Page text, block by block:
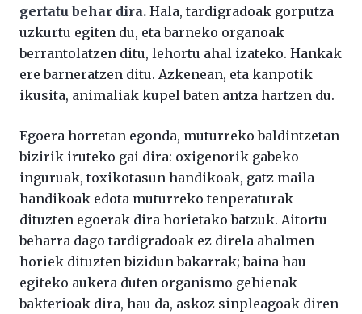
gertatu behar dira. Hala, tardigradoak gorputza
uzkurtu egiten du, eta barneko organoak
berrantolatzen ditu, lehortu ahal izateko. Hankak
ere barneratzen ditu. Azkenean, eta kanpotik
ikusita, animaliak kupel baten antza hartzen du.
Egoera horretan egonda, muturreko baldintzetan
bizirik iruteko gai dira: oxigenorik gabeko
inguruak, toxikotasun handikoak, gatz maila
handikoak edota muturreko tenperaturak
dituzten egoerak dira horietako batzuk. Aitortu
beharra dago tardigradoak ez direla ahalmen
horiek dituzten bizidun bakarrak; baina hau
egiteko aukera duten organismo gehienak
bakterioak dira, hau da, askoz sinpleagoak diren